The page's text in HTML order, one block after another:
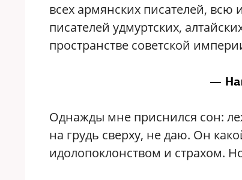
всех армянских писателей,
писателей удмуртских,
пространстве советской
—
Однажды мне приснился сон:
на грудь сверху, не даю. Он
идолопоклонством и страхом.